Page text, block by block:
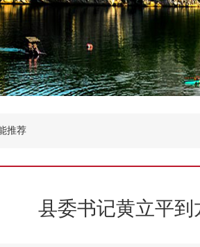
推荐
县委书记黄立平